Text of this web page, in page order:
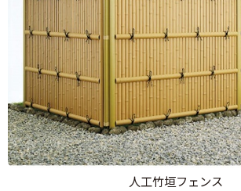
人工竹垣フェンス